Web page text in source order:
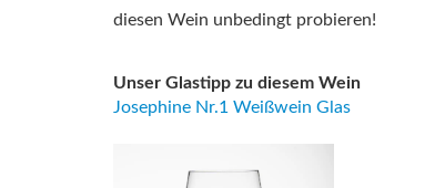
diesen Wein unbedingt probieren!
Unser Glastipp zu diesem Wein
Josephine Nr.1 Weißwein Glas